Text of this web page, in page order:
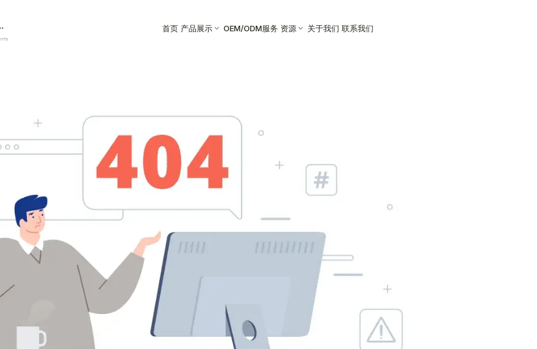
首页 产品展示 OEM/ODM服务 资源 关于我们 联系我们